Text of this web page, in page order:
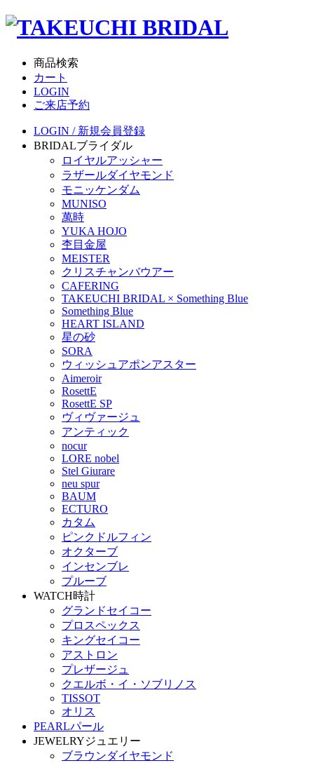
商品検索
カート
LOGIN
ご来店予約
LOGIN / 新規会員登録
BRIDALブライダル
ロイヤルアッシャー
ラザールダイヤモンド
モニッケンダム
MUNISO
萬時
YUKA HOJO
杢目金屋
MEISTER
クリスチャンバウアー
CAFERING
TAKEUCHI BRIDAL × Something Blue
Something Blue
HEART ISLAND
星の砂
SORA
ウィッシュアポンアスター
Aimeroir
RosettE
RosettE SP
ヴィヴァージュ
アンティック
nocur
LORE nobel
Stel Giurare
neu spur
BAUM
ECTURO
カタム
ピンクドルフィン
オクターブ
インセンブレ
プルーブ
WATCH時計
グランドセイコー
プロスペックス
キングセイコー
アストロン
プレザージュ
クエルボ・イ・ソブリノス
TISSOT
オリス
PEARLパール
JEWELRYジュエリー
ブラウンダイヤモンド